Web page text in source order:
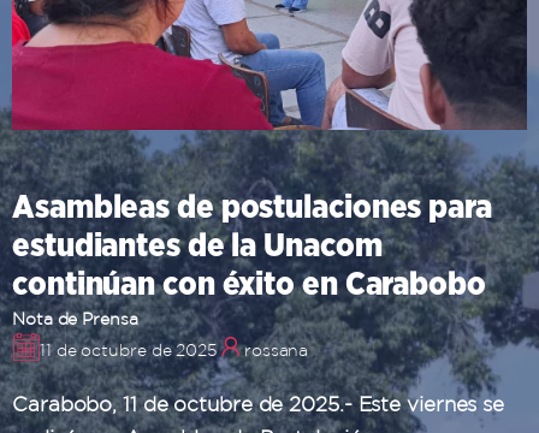
Asambleas de postulaciones para
estudiantes de la Unacom
continúan con éxito en Carabobo
Nota de Prensa
11 de octubre de 2025
rossana
Carabobo, 11 de octubre de 2025.- Este viernes se